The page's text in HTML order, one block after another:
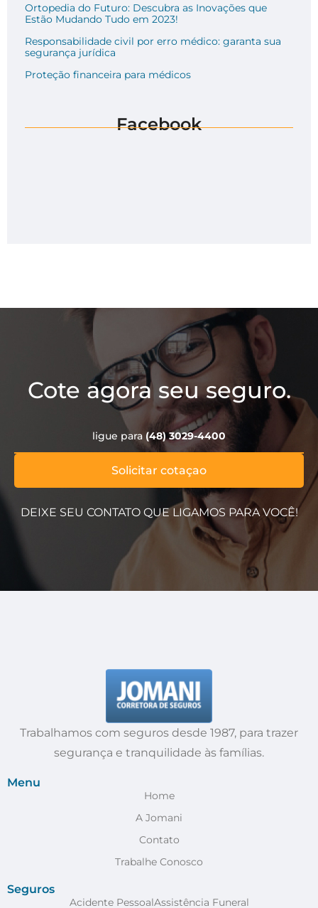
Ortopedia do Futuro: Descubra as Inovações que
Estão Mudando Tudo em 2023!
Responsabilidade civil por erro médico: garanta sua
segurança jurídica
Proteção financeira para médicos
Facebook
Cote agora seu seguro.
Solicitar cotaçao
ligue para (48) 3029-4400
DEIXE SEU CONTATO QUE LIGAMOS PARA VOCÊ!
Trabalhamos com seguros desde 1987, para trazer
segurança e tranquilidade às famílias.
Menu
Home
A Jomani
Contato
Trabalhe Conosco
Seguros
Acidente PessoalAssistência Funeral